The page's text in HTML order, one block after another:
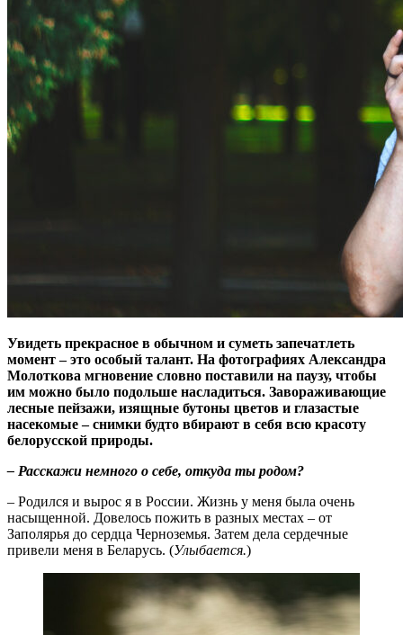
Увидеть прекрасное в обычном и суметь запечатлеть
момент – это особый талант. На фотографиях Александра
Молоткова мгновение словно поставили на паузу, чтобы
им можно было подольше насладиться. Завораживающие
лесные пейзажи, изящные бутоны цветов и глазастые
насекомые – снимки будто вбирают в себя всю красоту
белорусской природы.
– Расскажи немного о себе, откуда ты родом?
– Родился и вырос я в России. Жизнь у меня была очень
насыщенной. Довелось пожить в разных местах – от
Заполярья до сердца Черноземья. Затем дела сердечные
привели меня в Беларусь. (Улыбается.)